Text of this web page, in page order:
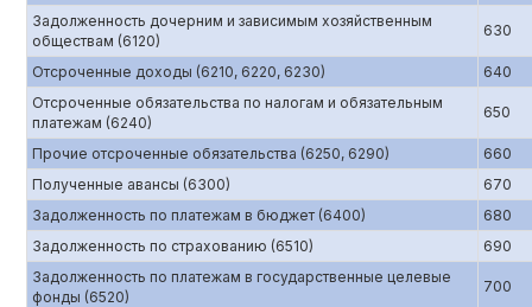
Задолженность дочерним и зависимым хозяйственным
обществам (6120)
630
Отсроченные доходы (6210, 6220, 6230)
640
Отсроченные обязательства по налогам и обязательным
платежам (6240)
650
Прочие отсроченные обязательства (6250, 6290)
660
Полученные авансы (6300)
670
Задолженность по платежам в бюджет (6400)
680
Задолженность по страхованию (6510)
690
Задолженность по платежам в государственные целевые
фонды (6520)
700